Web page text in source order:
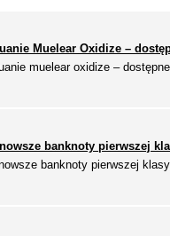
Muelear Oxidize –
muelear oxidize –
banknoty pierwszej
banknoty pierwszej